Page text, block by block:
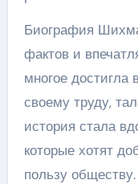
Биография
фактов и
многое достигла
своему труду,
история стала
которые хотят
пользу обществу.